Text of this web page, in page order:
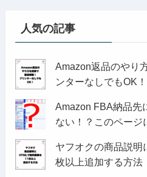
人気の記事
Amazon返品のやり
ンターなしでもOK！
Amazon FBA納品先
ない！？このページ
ヤフオクの商品説明
枚以上追加する方法